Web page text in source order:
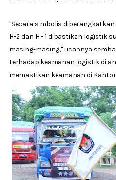
"Secara simbolis
H-2 dan H - 1 dipastikan logistik
masing-masing," ucapnya
terhadap keamanan logistik di
memastikan keamanan di